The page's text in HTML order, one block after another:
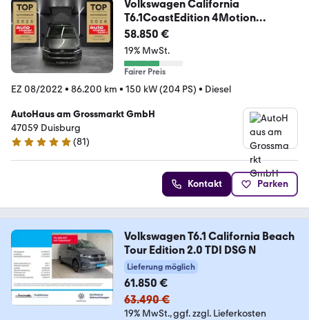
Volkswagen California
T6.1CoastEdition 4Motion
Faltdach Küc
58.850 €
19% MwSt.
Fairer Preis
EZ 08/2022 • 86.200 km • 150 kW (204 PS) • Diesel
AutoHaus am Grossmarkt GmbH
47059 Duisburg
4.9 Sterne
(81)
Kontakt Parken
Volkswagen T6.1 California Beach
Tour Edition 2.0 TDI DSG N
Lieferung möglich
61.850 €
63.490 €
19% MwSt. ggf. zzgl. Lieferkosten